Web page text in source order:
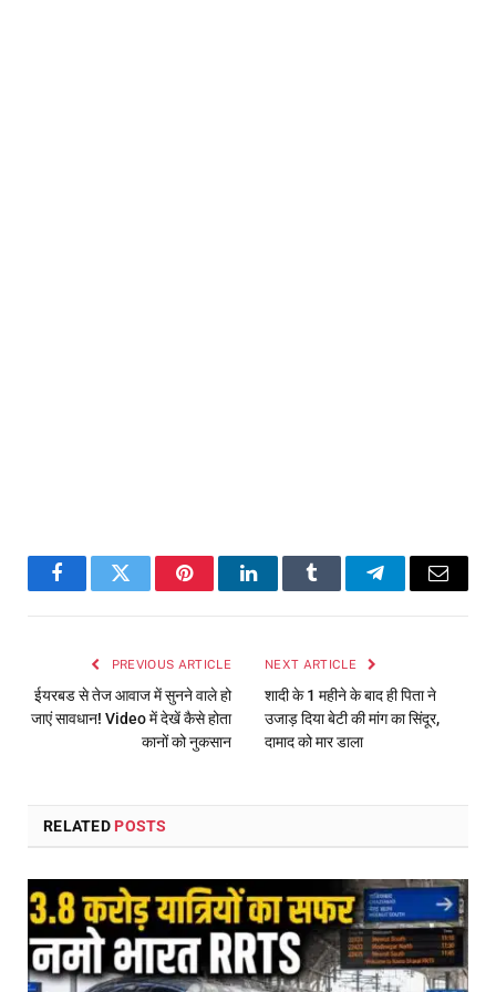
FacebookTwitter PinterestLinkedInTumblr TelegramEmail
PREVIOUS ARTICLE
ईयरबड से तेज आवाज में सुनने वाले हो
जाएं सावधान! Video में देखें कैसे होता
कानों को नुकसान
NEXT ARTICLE
शादी के 1 महीने के बाद ही पिता ने
उजाड़ दिया बेटी की मांग का सिंदूर,
दामाद को मार डाला
RELATED POSTS